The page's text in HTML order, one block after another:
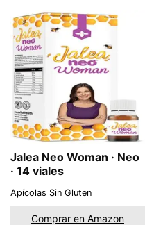
Jalea Neo Woman · Neo
· 14 viales
Apícolas Sin Gluten
Comprar en Amazon